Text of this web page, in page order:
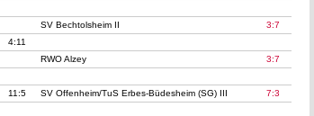
SV Bechtolsheim II
3:7
4:11
RWO Alzey
3:7
11:5 SV Offenheim/TuS Erbes-Büdesheim (SG) III
7:3